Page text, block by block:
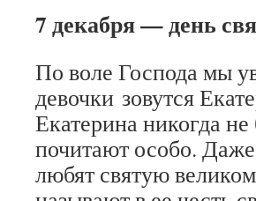
7 декабря — день
По воле Господа мы
девочки зовутся
Екатерина никогда
почитают особо.
любят святую